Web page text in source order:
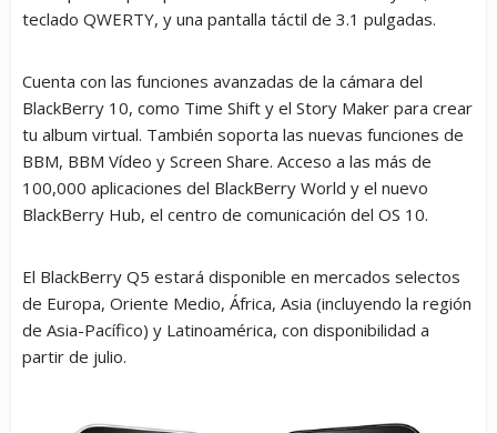
teclado QWERTY, y una pantalla táctil de 3.1 pulgadas.
Cuenta con las funciones avanzadas de la cámara del
BlackBerry 10, como Time Shift y el Story Maker para crear
tu album virtual. También soporta las nuevas funciones de
BBM, BBM Vídeo y Screen Share. Acceso a las más de
100,000 aplicaciones del BlackBerry World y el nuevo
BlackBerry Hub, el centro de comunicación del OS 10.
El BlackBerry Q5 estará disponible en mercados selectos
de Europa, Oriente Medio, África, Asia (incluyendo la región
de Asia-Pacífico) y Latinoamérica, con disponibilidad a
partir de julio.